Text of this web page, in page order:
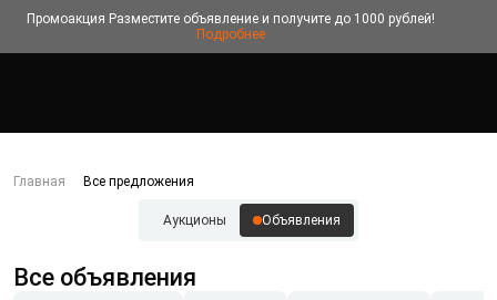
Промоакция Разместите объявление и получите до 1000 рублей!
Подробнее
Главная Все предложения
Аукционы Объявления
Все объявления